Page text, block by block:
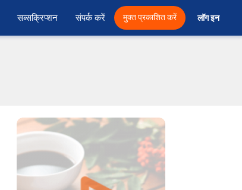
सब्सक्रिप्शन संपर्क करें मुक्त प्रकाशित करें लॉग इन